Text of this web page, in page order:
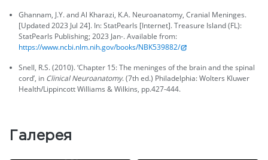
Ghannam, J.Y. and Al Kharazi, K.A. Neuroanatomy, Cranial Meninges.
[Updated 2023 Jul 24]. In: StatPearls [Internet]. Treasure Island (FL):
StatPearls Publishing; 2023 Jan-. Available from:
https://www.ncbi.nlm.nih.gov/books/NBK539882/
Snell, R.S. (2010). ‘Chapter 15: The meninges of the brain and the spinal
cord’, in Clinical Neuroanatomy. (7th ed.) Philadelphia: Wolters Kluwer
Health/Lippincott Williams & Wilkins, pp.427-444.
Галерея